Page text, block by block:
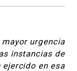
urgencia
instancias de
ejercido en esa